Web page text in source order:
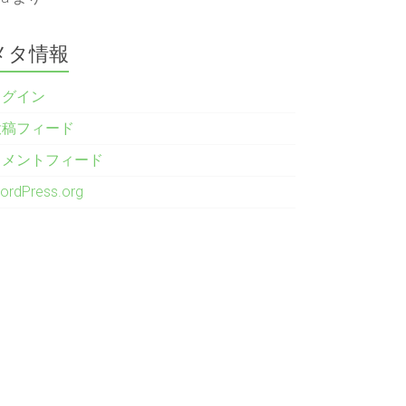
タ情報
イン
フィード
ントフィード